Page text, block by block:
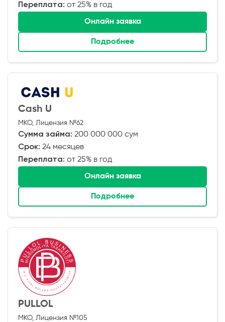
Переплата: от 25% в год
Онлайн заявка
Подробнее
Cash U
МКО, Лицензия №62
Сумма займа: 200 000 000 сум
Срок: 24 месяцев
Переплата: от 25% в год
Онлайн заявка
Подробнее
PULLOL
МКО, Лицензия №105